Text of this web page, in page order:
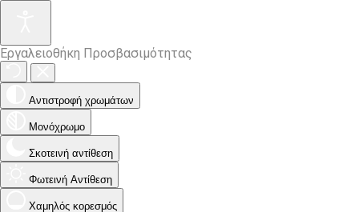
Εργαλειοθήκη Προσβασιμότητας
Αντιστροφή χρωμάτων
Μονόχρωμο
Σκοτεινή αντίθεση
Φωτεινή Αντίθεση
Χαμηλός κορεσμός